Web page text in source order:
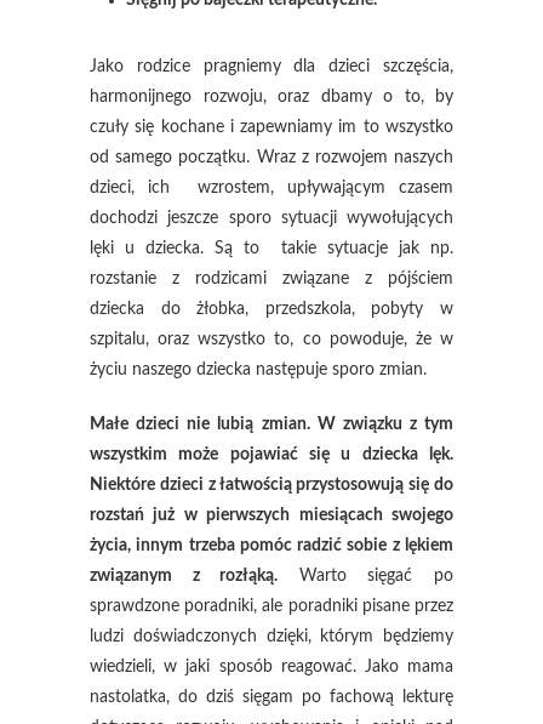
Jako rodzice pragniemy dla dzieci szczęścia,
harmonijnego rozwoju, oraz dbamy o to, by
czuły się kochane i zapewniamy im to wszystko
od samego początku. Wraz z rozwojem naszych
dzieci, ich wzrostem, upływającym czasem
dochodzi jeszcze sporo sytuacji wywołujących
lęki u dziecka. Są to takie sytuacje jak np.
rozstanie z rodzicami związane z pójściem
dziecka do żłobka, przedszkola, pobyty w
szpitalu, oraz wszystko to, co powoduje, że w
życiu naszego dziecka następuje sporo zmian.
Małe dzieci nie lubią zmian. W związku z tym
wszystkim może pojawiać się u dziecka lęk.
Niektóre dzieci z łatwością przystosowują się do
rozstań już w pierwszych miesiącach swojego
życia, innym trzeba pomóc radzić sobie z lękiem
związanym z rozłąką. Warto sięgać po
sprawdzone poradniki, ale poradniki pisane przez
ludzi doświadczonych dzięki, którym będziemy
wiedzieli, w jaki sposób reagować. Jako mama
nastolatka, do dziś sięgam po fachową lekturę